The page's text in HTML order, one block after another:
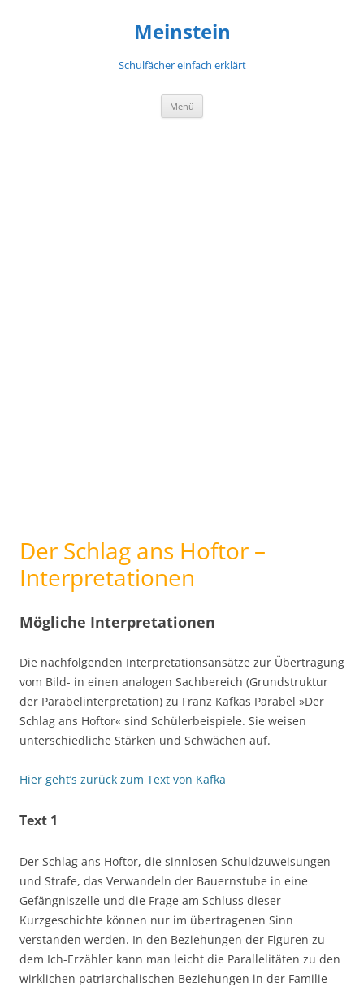
Meinstein
Schulfächer einfach erklärt
Menü
Der Schlag ans Hoftor –
Interpretationen
Mögliche Interpretationen
Die nachfolgenden Interpretationsansätze zur Übertragung
vom Bild- in einen analogen Sachbereich (Grundstruktur
der Parabelinterpretation) zu Franz Kafkas Parabel »Der
Schlag ans Hoftor« sind Schülerbeispiele. Sie weisen
unterschiedliche Stärken und Schwächen auf.
Hier geht’s zurück zum Text von Kafka
Text 1
Der Schlag ans Hoftor, die sinnlosen Schuldzuweisungen
und Strafe, das Verwandeln der Bauernstube in eine
Gefängniszelle und die Frage am Schluss dieser
Kurzgeschichte können nur im übertragenen Sinn
verstanden werden. In den Beziehungen der Figuren zu
dem Ich-Erzähler kann man leicht die Parallelitäten zu den
wirklichen patriarchalischen Beziehungen in der Familie